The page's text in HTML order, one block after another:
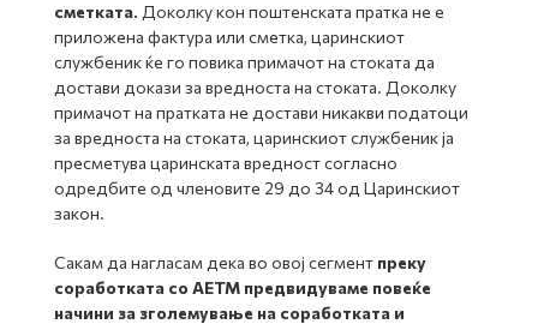
сметката. Доколку кон поштенската пратка не е
приложена фактура или сметка, царинскиот
службеник ќе го повика примачот на стоката да
достави докази за вредноста на стоката. Доколку
примачот на пратката не достави никакви податоци
за вредноста на стоката, царинскиот службеник ја
пресметува царинската вредност согласно
одредбите од членовите 29 до 34 од Царинскиот
закон.
Сакам да нагласам дека во овој сегмент преку
соработката со АЕТМ предвидуваме повеќе
начини за зголемување на соработката и